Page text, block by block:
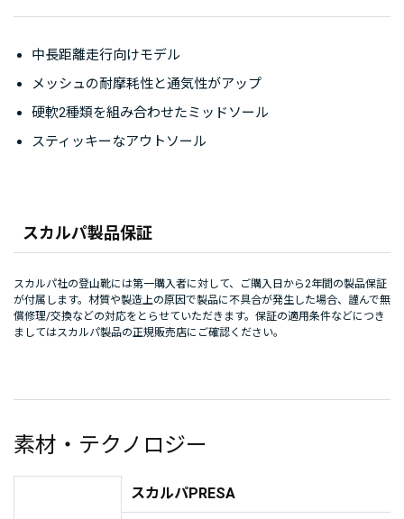
スカルパ製品保証
スカルパ社の登山靴には第一購入者に対して、ご購入日から2年間の製品保証
が付属します。材質や製造上の原因で製品に不具合が発生した場合、謹んで無
償修理/交換などの対応をとらせていただきます。保証の適用条件などにつき
ましてはスカルパ製品の正規販売店にご確認ください。
中長距離走行向けモデル
メッシュの耐摩耗性と通気性がアップ
硬軟2種類を組み合わせたミッドソール
スティッキーなアウトソール
素材・テクノロジー
スカルパPRESA